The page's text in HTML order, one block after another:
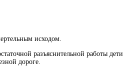
исходом.
разъяснительной работы дети
дороге.